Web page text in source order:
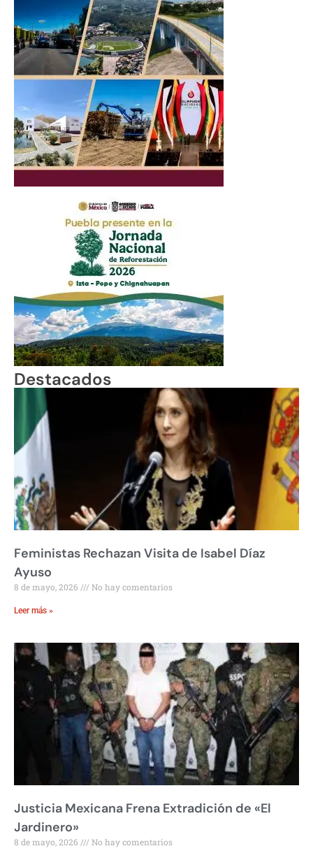
Destacados
Feministas Rechazan Visita de Isabel Díaz
Ayuso
8 de mayo, 2026 No hay comentarios
Leer más »
Justicia Mexicana Frena Extradición de «El
Jardinero»
8 de mayo, 2026 No hay comentarios